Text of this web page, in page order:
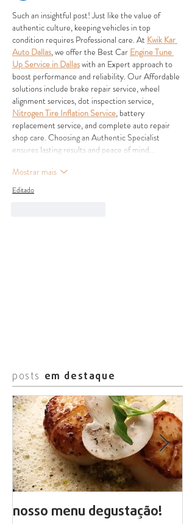
Such an insightful post! Just like the value of
authentic culture, keeping vehicles in top
condition requires Professional care. At Kwik Kar
Auto Dallas, we offer the Best Car Engine Tune
Up Service in Dallas with an Expert approach to
boost performance and reliability. Our Affordable
solutions include brake repair service, wheel
alignment services, dot inspection service,
Nitrogen Tire Inflation Service, battery
replacement service, and complete auto repair
shop care. Choosing an Authentic Specialist
ensures lasting results and peace of mind…
Mostrar mais
Editado
posts em destaque
nosso menu degustação!